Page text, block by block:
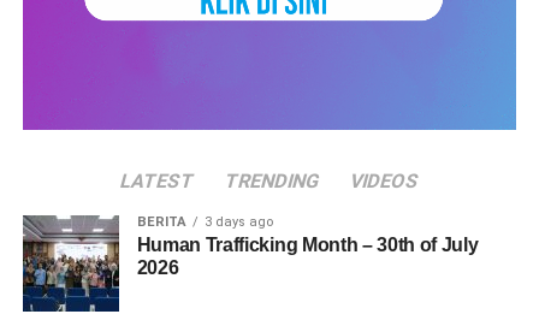
LATEST TRENDING VIDEOS
BERITA 3 days ago
Human Trafficking Month – 30th of July
2026